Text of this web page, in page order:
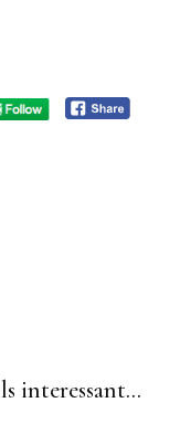
interessant...